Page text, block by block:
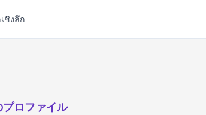
ชิงลึก
ロファイル